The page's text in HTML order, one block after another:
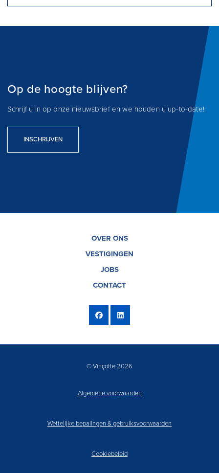
Op de hoogte blijven?
Schrijf u in op onze nieuwsbrief en we houden u up-to-date!
INSCHRIJVEN
OVER ONS
VESTIGINGEN
JOBS
CONTACT
© Vinçotte 2026
Algemene voorwaarden
Wettelijke bepalingen & gebruiksvoorwaarden
Cookiebeleid